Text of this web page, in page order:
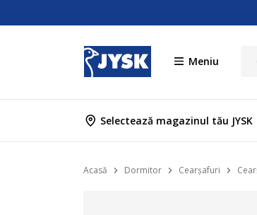
Meniu
Selectează magazinul tău JYSK
Acasă Dormitor Cearșafuri